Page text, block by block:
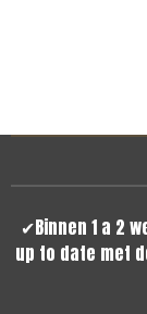
✔Binnen 1
up to date